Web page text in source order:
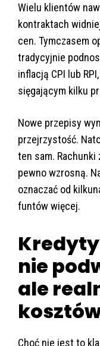
Wielu klientów
kontraktach
cen. Tymczasem
tradycyjnie
inflacją CPI lub
sięgającym kilku
Nowe przepisy
przejrzystość.
ten sam.
pewno wzrosną.
oznaczać od
funtów więcej.
nie
ale
Choć nie jest to